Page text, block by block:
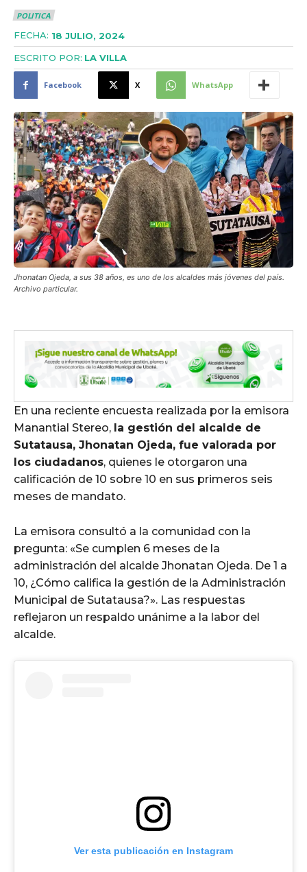
POLITICA
FECHA: 18 JULIO, 2024
ESCRITO POR: LA VILLA
Facebook X WhatsApp
Jhonatan Ojeda, a sus 38 años, es uno de los alcaldes más jóvenes del país.
Archivo particular.
En una reciente encuesta realizada por la emisora
Manantial Stereo, la gestión del alcalde de
Sutatausa, Jhonatan Ojeda, fue valorada por
los ciudadanos, quienes le otorgaron una
calificación de 10 sobre 10 en sus primeros seis
meses de mandato.
La emisora consultó a la comunidad con la
pregunta: «Se cumplen 6 meses de la
administración del alcalde Jhonatan Ojeda. De 1 a
10, ¿Cómo califica la gestión de la Administración
Municipal de Sutatausa?». Las respuestas
reflejaron un respaldo unánime a la labor del
alcalde.
Ver esta publicación en Instagram